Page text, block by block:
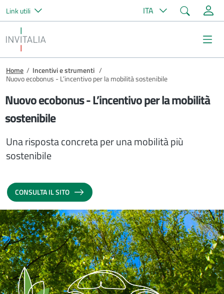
Salta al contenuto principale
Link utili ITA Cerca
Invitalia
Briciole di pane
Home / Incentivi e strumenti /
Nuovo ecobonus - L’incentivo per la mobilità sostenibile
Nuovo ecobonus - L’incentivo per la mobilità
sostenibile
Una risposta concreta per una mobilità più
sostenibile
CONSULTA IL SITO